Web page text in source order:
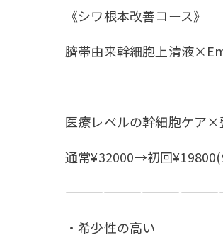
《シワ根本改善コース》
臍帯由来幹細胞上清液
医療レベルの幹細胞ケア×
通常¥32000→初回
・希少性の高い